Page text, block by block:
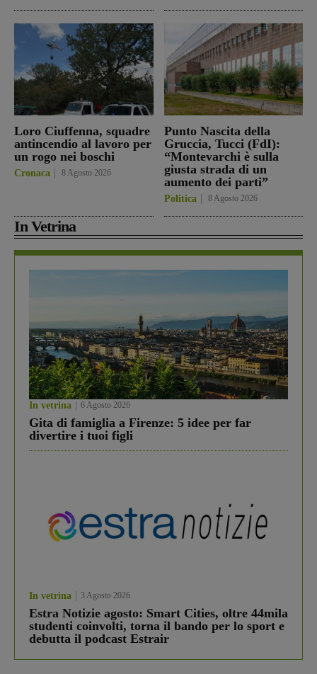
Loro Ciuffenna, squadre
antincendio al lavoro per
un rogo nei boschi
Cronaca 8 Agosto 2026
Punto Nascita della
Gruccia, Tucci (FdI):
“Montevarchi è sulla
giusta strada di un
aumento dei parti”
Politica 8 Agosto 2026
In Vetrina
In vetrina 6 Agosto 2026
Gita di famiglia a Firenze: 5 idee per far
divertire i tuoi figli
In vetrina 3 Agosto 2026
Estra Notizie agosto: Smart Cities, oltre 44mila
studenti coinvolti, torna il bando per lo sport e
debutta il podcast Estrair